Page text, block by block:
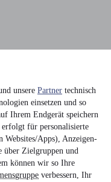
unsere Partner technisch
einsetzen und so
Ihrem Endgerät speichern
für personalisierte
Websites/Apps), Anzeigen-
über Zielgruppen und
können wir so Ihre
verbessern, Ihr